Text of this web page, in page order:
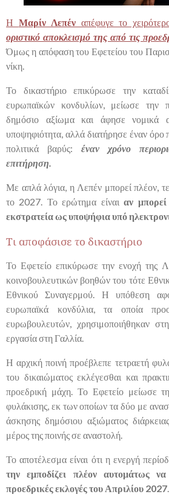
Η Μαρίν Λεπέν απέφυγε το
οριστικό αποκλεισμό της από τις
Όμως η απόφαση του Εφετείου του
νίκη.
Το δικαστήριο επικύρωσε την
ευρωπαϊκών κονδυλίων, μείωσε την
δημόσιο αξίωμα και άφησε νομικά
υποψηφιότητα, αλλά διατήρησε έναν όρο
πολιτικά βαρύς: έναν χρόνο
επιτήρηση.
Με απλά λόγια, η Λεπέν μπορεί πλέον,
το 2027. Το ερώτημα είναιαν
εκστρατεία ως υποψήφια υπό
Τι αποφάσισε το δικαστήριο
Το Εφετείο επικύρωσε την ενοχή της
κοινοβουλευτικών βοηθών του τότε
Εθνικού Συναγερμού. Η υπόθεση
ευρωπαϊκά κονδύλια, τα οποία
ευρωβουλευτών, χρησιμοποιήθηκαν
εργασία στη Γαλλία.
Η αρχική ποινή προέβλεπε τετραετή
του δικαιώματος εκλέγεσθαι και
προεδρική μάχη. Το Εφετείο μείωσε
φυλάκισης, εκ των οποίων τα δύο με
άσκησης δημόσιου αξιώματος
μέρος της ποινής σε αναστολή.
Το αποτέλεσμα είναι ότι η ενεργή
την εμποδίζει πλέον αυτομάτως
προεδρικές εκλογές του Απριλίου 2027